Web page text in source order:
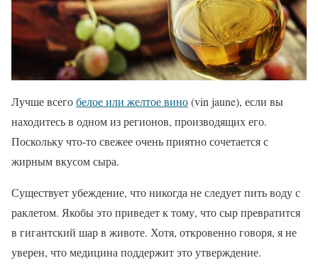
Лучше всегобелое или желтое вино(vin jaune), если вы
находитесь в одном из регионов, производящих его.
Поскольку что-то свежее очень приятно сочетается с
жирным вкусом сыра.
Существует убеждение, что никогда не следует пить воду с
раклетом. Якобы это приведет к тому, что сыр превратится
в гигантский шар в животе. Хотя, откровенно говоря, я не
уверен, что медицина поддержит это утверждение.